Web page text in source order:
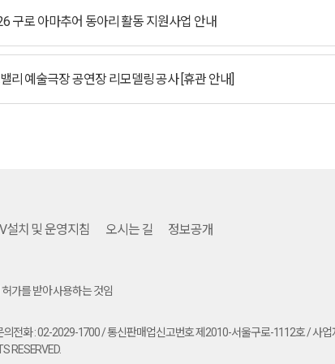
구로 아마추어 동아리 활동 지원사업 안내
리 예술극장 공연장 리모델링 공사 [휴관 안내]
설치 및 운영지침 오시는 길 정보공개
가를 받아 사용하는 것임
전화 : 02-2029-1700 / 통신판매업신고번호 제2010-서울구로-1112호 / 사
RESERVED.